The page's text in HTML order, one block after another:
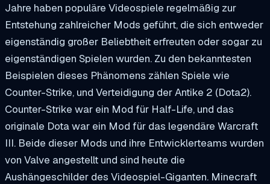
Jahre haben populäre Videospiele regelmäßig zur
Entstehung zahlreicher Mods geführt, die sich entweder
eigenständig großer Beliebtheit erfreuten oder sogar zu
eigenständigen Spielen wurden. Zu den bekanntesten
Beispielen dieses Phänomens zählen Spiele wie
Counter-Strike, und Verteidigung der Antike 2 (Dota2).
Counter-Strike war ein Mod für Half-Life, und das
originale Dotawar ein Mod für das legendäre Warcraft
III. Beide dieser Mods und ihre Entwicklerteams wurden
von Valve angestellt und sind heute die
Aushängeschilder des Videospiel-Giganten. Minecraft